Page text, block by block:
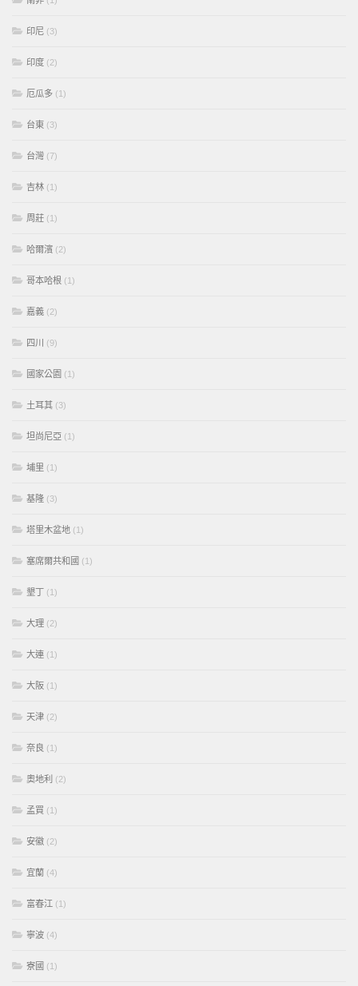
印尼 (3)
印度 (2)
厄瓜多 (1)
台東 (3)
台灣 (7)
吉林 (1)
周莊 (1)
哈爾濱 (2)
哥本哈根 (1)
嘉義 (2)
四川 (9)
國家公園 (1)
土耳其 (3)
坦尚尼亞 (1)
埔里 (1)
基隆 (3)
塔里木盆地 (1)
塞席爾共和國 (1)
墾丁 (1)
大理 (2)
大連 (1)
大阪 (1)
天津 (2)
奈良 (1)
奧地利 (2)
孟買 (1)
安徽 (2)
宜蘭 (4)
富春江 (1)
寧波 (4)
寮國 (1)